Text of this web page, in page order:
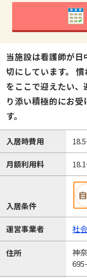
当施設は看護師が
切にしています。
をここで迎えたい
り添い積極的にお
す。
入居時費用
月額利用料
入居条件
運営事業者 社
住所
神